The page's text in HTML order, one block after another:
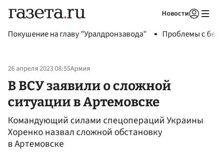
Новости
Покушение на главу "Уралдронзавода" Проблемы с
26 апреля 2023 08:55Армия
В ВСУ заявили о сложной
ситуации в Артемовске
Командующий силами спецопераций Украины
Хоренко назвал сложной обстановку
в Артемовске